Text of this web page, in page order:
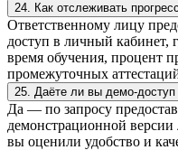
24. Как отслеживать
Ответственному лицу
доступ в личный кабинет,
время обучения, процент
промежуточных
25. Даёте ли вы демо-
Да — по запросу
демонстрационной
вы оценили удобство и